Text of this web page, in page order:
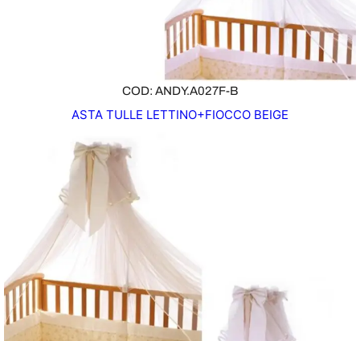
COD: ANDY.A027F-B
ASTA TULLE LETTINO+FIOCCO BEIGE